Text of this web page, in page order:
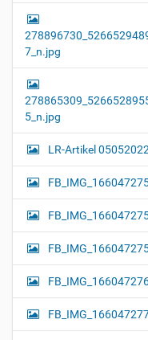
7_n.jpg
5_n.jpg
LR-Artikel